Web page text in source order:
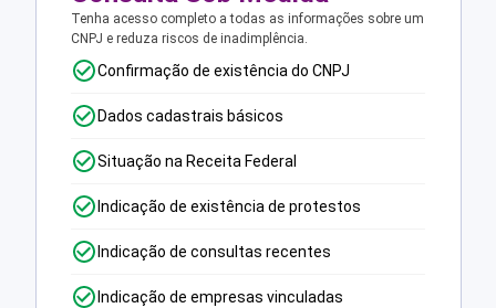
Tenha acesso completo a todas as informações sobre um
CNPJ e reduza riscos de inadimplência.
Confirmação de existência do CNPJ
Dados cadastrais básicos
Situação na Receita Federal
Indicação de existência de protestos
Indicação de consultas recentes
Indicação de empresas vinculadas